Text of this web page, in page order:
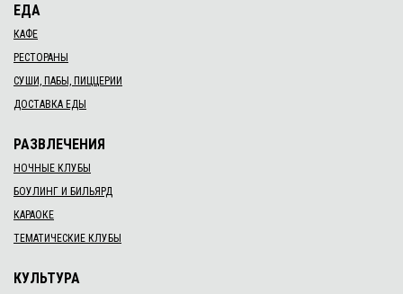
ЕДА
КАФЕ
РЕСТОРАНЫ
СУШИ, ПАБЫ, ПИЦЦЕРИИ
ДОСТАВКА ЕДЫ
РАЗВЛЕЧЕНИЯ
НОЧНЫЕ КЛУБЫ
БОУЛИНГ И БИЛЬЯРД
КАРАОКЕ
ТЕМАТИЧЕСКИЕ КЛУБЫ
КУЛЬТУРА